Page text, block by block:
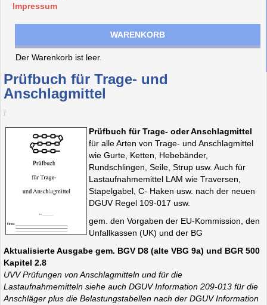
Impressum
WARENKORB
Der Warenkorb ist leer.
Prüfbuch für Trage- und
Anschlagmittel
Prüfbuch für Trage- oder Anschlagmittel
für alle Arten von Trage- und Anschlagmittel
wie Gurte, Ketten, Hebebänder,
Rundschlingen, Seile, Strup usw. Auch für
Lastaufnahmemittel LAM wie Traversen,
Stapelgabel, C- Haken usw. nach der neuen
DGUV Regel 109-017 usw.
gem. den Vorgaben der EU-Kommission, den
Unfallkassen (UK) und der BG
Aktualisierte Ausgabe gem. BGV D8 (alte VBG 9a) und BGR 500
Kapitel 2.8
UVV Prüfungen von Anschlagmitteln und für die
Lastaufnahmemitteln siehe auch DGUV Information 209-013 für die
Anschläger plus die Belastungstabellen nach der DGUV Information